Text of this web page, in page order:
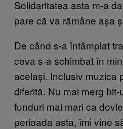
Solidaritatea asta m-a
pare că va rămâne așa
De când s-a întâmplat
ceva s-a schimbat în
același. Inclusiv muzica
diferită. Nu mai merg
funduri mai mari ca
perioada asta, îmi vine